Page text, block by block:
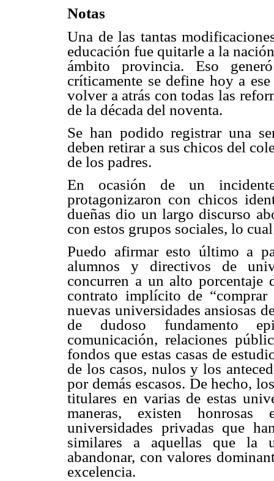
Notas
Una de las tantas
educación fue quitarle a la
ámbito provincia. Eso
críticamente se define hoy a
volver a atrás con todas las
de la década del noventa.
Se han podido registrar una
deben retirar a sus chicos del
de los padres.
En ocasión de un
protagonizaron con chicos
dueñas dio un largo discurso
con estos grupos sociales, lo
Puedo afirmar esto último a
alumnos y directivos de
concurren a un alto porcentaje
contrato implícito de
nuevas universidades ansiosas
de dudoso fundamento
comunicación, relaciones
fondos que estas casas de
de los casos, nulos y los
por demás escasos. De hecho,
titulares en varias de estas
maneras, existen honrosas
universidades privadas que
similares a aquellas que la
abandonar, con valores
excelencia.